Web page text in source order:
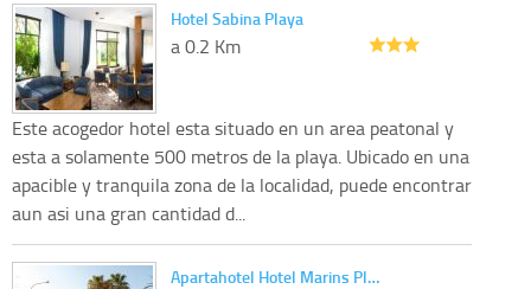
Hotel Sabina Playa
a 0.2 Km
Este acogedor hotel esta situado en un area peatonal y
esta a solamente 500 metros de la playa. Ubicado en una
apacible y tranquila zona de la localidad, puede encontrar
aun asi una gran cantidad d...
Apartahotel Hotel Marins Pl…